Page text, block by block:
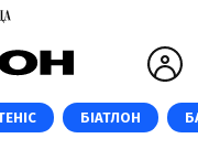
БІАТЛОН